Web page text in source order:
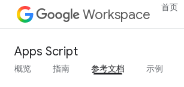
Workspace 首页
Apps Script
概览 指南 参考文档 示例